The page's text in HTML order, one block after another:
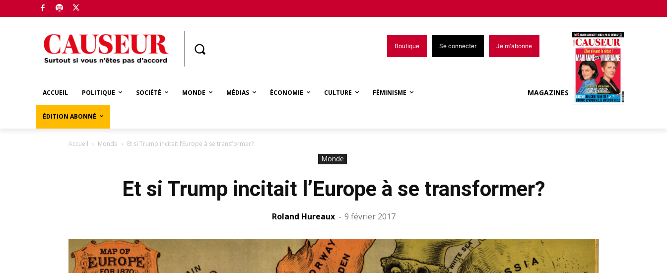
Boutique Se connecter Je m'abonne
ACCUEIL POLITIQUE SOCIÉTÉ MONDE MÉDIAS ÉCONOMIE CULTURE FÉMINISME
ÉDITION ABONNÉ
MAGAZINES
Accueil Monde Et si Trump incitait l’Europe à se transformer?
Monde
Et si Trump incitait l’Europe à se transformer?
Roland Hureaux - 9 février 2017